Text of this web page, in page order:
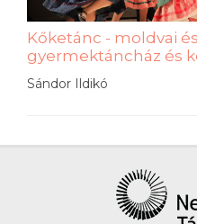
Kőketánc - moldvai
gyermektáncház és
Sándor Ildikó